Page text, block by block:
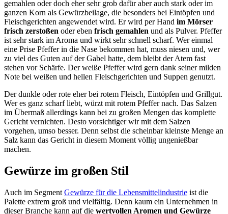
gemahlen oder doch eher sehr grob dafür aber auch stark oder im
ganzen Korn als Gewürzbeilage, die besonders bei Eintöpfen und
Fleischgerichten angewendet wird. Er wird per Hand im Mörser
frisch zerstoßen oder eben frisch gemahlen und als Pulver. Pfeffer
ist sehr stark im Aroma und wirkt sehr schnell scharf. Wer einmal
eine Prise Pfeffer in die Nase bekommen hat, muss niesen und, wer
zu viel des Guten auf der Gabel hatte, dem bleibt der Atem fast
stehen vor Schärfe. Der weiße Pfeffer wird gern dank seiner milden
Note bei weißen und hellen Fleischgerichten und Suppen genutzt.
Der dunkle oder rote eher bei rotem Fleisch, Eintöpfen und Grillgut.
Wer es ganz scharf liebt, würzt mit rotem Pfeffer nach. Das Salzen
im Übermaß allerdings kann bei zu großen Mengen das komplette
Gericht vernichten. Desto vorsichtiger wir mit dem Salzen
vorgehen, umso besser. Denn selbst die scheinbar kleinste Menge an
Salz kann das Gericht in diesem Moment völlig ungenießbar
machen.
Gewürze im großen Stil
Auch im Segment Gewürze für die Lebensmittelindustrie ist die
Palette extrem groß und vielfältig. Denn kaum ein Unternehmen in
dieser Branche kann auf die wertvollen Aromen und Gewürze